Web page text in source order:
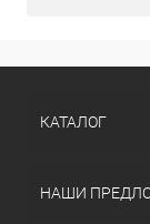
КАТАЛОГ
НАШИ